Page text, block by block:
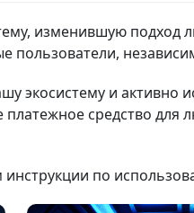
изменившую подход
пользователи,
экосистему и
средство
по